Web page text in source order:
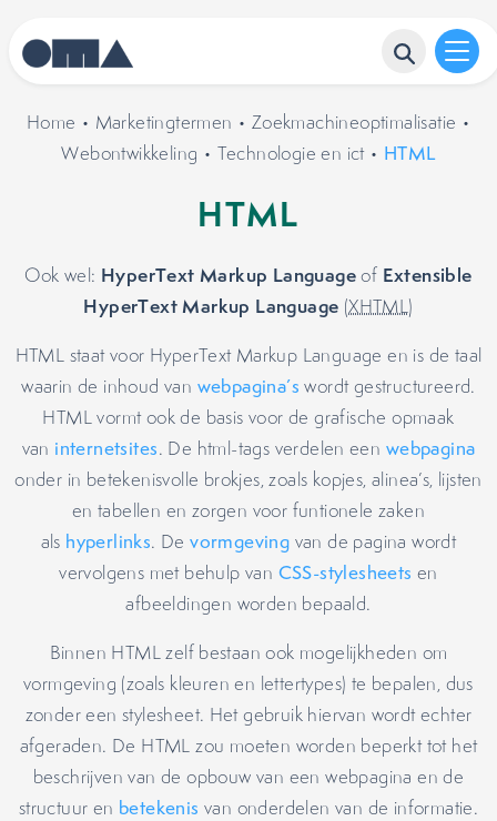
Home • Marketingtermen • Zoekmachineoptimalisatie •
Webontwikkeling • Technologie en ict• HTML
HTML
Ook wel: HyperText Markup Languageof Extensible
HyperText Markup Language (XHTML)
HTML staat voor HyperText Markup Language en is de taal
waarin de inhoud van webpagina’s wordt gestructureerd.
HTML vormt ook de basis voor de grafische opmaak
van internetsites. De html-tags verdelen een webpagina
onder in betekenisvolle brokjes, zoals kopjes, alinea’s, lijsten
en tabellen en zorgen voor funtionele zaken
als hyperlinks. Devormgeving van de pagina wordt
vervolgens met behulp van CSS-stylesheets en
afbeeldingen worden bepaald.
Binnen HTML zelf bestaan ook mogelijkheden om
vormgeving (zoals kleuren en lettertypes) te bepalen, dus
zonder een stylesheet. Het gebruik hiervan wordt echter
afgeraden. De HTML zou moeten worden beperkt tot het
beschrijven van de opbouw van een webpagina en de
structuur en betekenis van onderdelen van de informatie.